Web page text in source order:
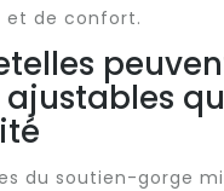
et de confort.
du soutien-gorge